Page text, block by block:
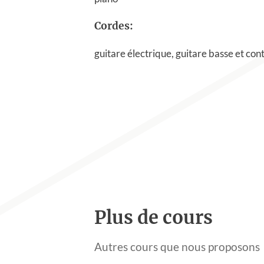
Cordes:
guitare électrique, guitare basse et
Plus de cours
Autres cours que nous proposons